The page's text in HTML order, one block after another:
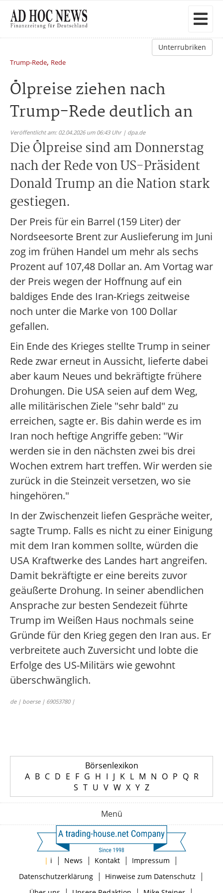
Unterrubriken
Trump-Rede, Rede
Ölpreise ziehen nach
Trump-Rede deutlich an
Veröffentlicht am: 02.04.2026 um 06:43 Uhr | dpa.de
Die Ölpreise sind am Donnerstag
nach der Rede von US-Präsident
Donald Trump an die Nation stark
gestiegen.
Der Preis für ein Barrel (159 Liter) der
Nordseesorte Brent zur Auslieferung im Juni
zog im frühen Handel um mehr als sechs
Prozent auf 107,48 Dollar an. Am Vortag war
der Preis wegen der Hoffnung auf ein
baldiges Ende des Iran-Kriegs zeitweise
noch unter die Marke von 100 Dollar
gefallen.
Ein Ende des Krieges stellte Trump in seiner
Rede zwar erneut in Aussicht, lieferte dabei
aber kaum Neues und bekräftigte frühere
Drohungen. Die USA seien auf dem Weg,
alle militärischen Ziele "sehr bald" zu
erreichen, sagte er. Bis dahin werde es im
Iran noch heftige Angriffe geben: "Wir
werden sie in den nächsten zwei bis drei
Wochen extrem hart treffen. Wir werden sie
zurück in die Steinzeit versetzen, wo sie
hingehören."
In der Zwischenzeit liefen Gespräche weiter,
sagte Trump. Falls es nicht zu einer Einigung
mit dem Iran kommen sollte, würden die
USA Kraftwerke des Landes hart angreifen.
Damit bekräftigte er eine bereits zuvor
geäußerte Drohung. In seiner abendlichen
Ansprache zur besten Sendezeit führte
Trump im Weißen Haus nochmals seine
Gründe für den Krieg gegen den Iran aus. Er
verbreitete auch Zuversicht und lobte die
Erfolge des US-Militärs wie gewohnt
überschwänglich.
de | boerse | 69053780 |
Börsenlexikon
A B C D E F G H I J K L M N O P Q R
S T U V W X Y Z
Menü
| i | News | Kontakt | Impressum |
Datenschutzerklärung| Hinweise zum Datenschutz |